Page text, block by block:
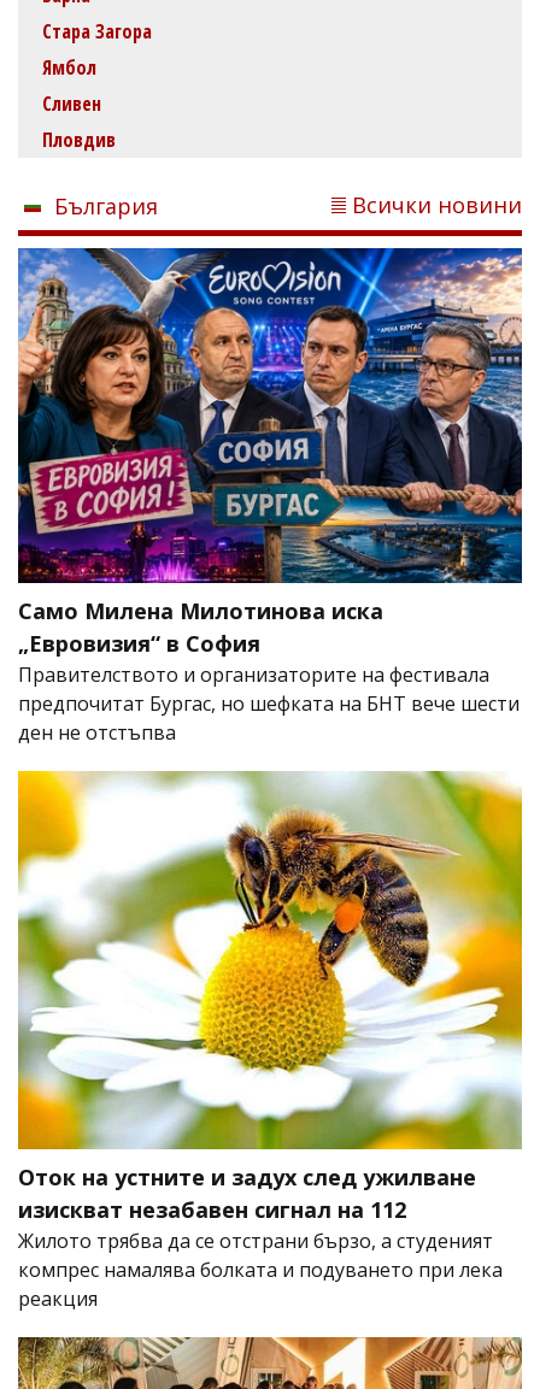
Стара Загора
Ямбол
Сливен
Пловдив
България Всички новини
Само Милена Милотинова иска
„Евровизия“ в София
Правителството и организаторите на фестивала
предпочитат Бургас, но шефката на БНТ вече шести
ден не отстъпва
Оток на устните и задух след ужилване
изискват незабавен сигнал на 112
Жилото трябва да се отстрани бързо, а студеният
компрес намалява болката и подуването при лека
реакция